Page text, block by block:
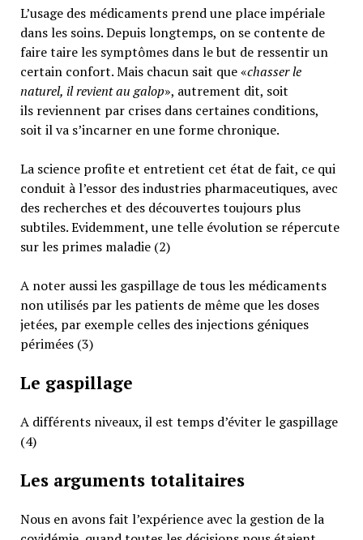
L’usage des médicaments prend une place impériale
dans les soins. Depuis longtemps, on se contente de
faire taire les symptômes dans le but de ressentir un
certain confort. Mais chacun sait que «chasser le
naturel, il revient au galop», autrement dit, soit
ils reviennent par crises dans certaines conditions,
soit il va s’incarner en une forme chronique.
La science profite et entretient cet état de fait, ce qui
conduit à l’essor des industries pharmaceutiques, avec
des recherches et des découvertes toujours plus
subtiles. Evidemment, une telle évolution se répercute
sur les primes maladie (2)
A noter aussi les gaspillage de tous les médicaments
non utilisés par les patients de même que les doses
jetées, par exemple celles des injections géniques
périmées (3)
Le gaspillage
A différents niveaux, il est temps d’éviter le gaspillage
(4)
Les arguments totalitaires
Nous en avons fait l’expérience avec la gestion de la